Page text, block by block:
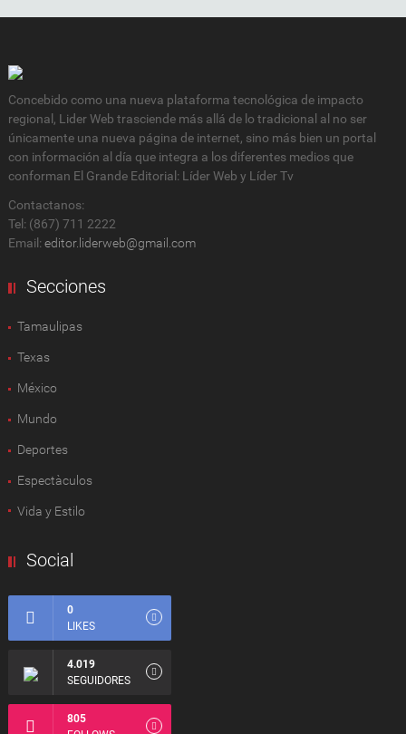
Concebido como una nueva plataforma tecnológica de impacto
regional, Lider Web trasciende más allá de lo tradicional al no ser
únicamente una nueva página de internet, sino más bien un portal
con información al día que integra a los diferentes medios que
conforman El Grande Editorial: Líder Web y Líder Tv
Contactanos:
Tel: (867) 711 2222
Email: editor.liderweb@gmail.com
Secciones
Tamaulipas
Texas
México
Mundo
Deportes
Espectàculos
Vida y Estilo
Social
0
LIKES
4.019
SEGUIDORES
805